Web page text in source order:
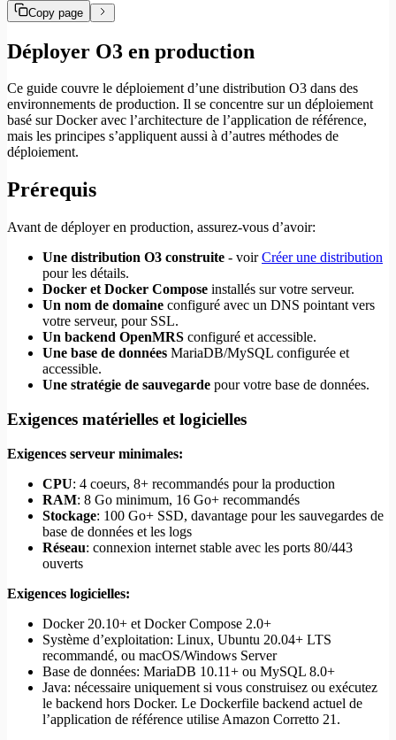
Copy page
Déployer O3 en production
Ce guide couvre le déploiement d’une distribution O3 dans des
environnements de production. Il se concentre sur un déploiement
basé sur Docker avec l’architecture de l’application de référence,
mais les principes s’appliquent aussi à d’autres méthodes de
déploiement.
Prérequis
Avant de déployer en production, assurez-vous d’avoir:
Une distribution O3 construite - voirCréer une distribution
pour les détails.
Docker et Docker Compose installés sur votre serveur.
Un nom de domaine configuré avec un DNS pointant vers
votre serveur, pour SSL.
Un backend OpenMRS configuré et accessible.
Une base de données MariaDB/MySQL configurée et
accessible.
Une stratégie de sauvegarde pour votre base de données.
Exigences matérielles et logicielles
Exigences serveur minimales:
CPU: 4 coeurs, 8+ recommandés pour la production
RAM: 8 Go minimum, 16 Go+ recommandés
Stockage: 100 Go+ SSD, davantage pour les sauvegardes de
base de données et les logs
Réseau: connexion internet stable avec les ports 80/443
ouverts
Exigences logicielles:
Docker 20.10+ et Docker Compose 2.0+
Système d’exploitation: Linux, Ubuntu 20.04+ LTS
recommandé, ou macOS/Windows Server
Base de données: MariaDB 10.11+ ou MySQL 8.0+
Java: nécessaire uniquement si vous construisez ou exécutez
le backend hors Docker. Le Dockerfile backend actuel de
l’application de référence utilise Amazon Corretto 21.